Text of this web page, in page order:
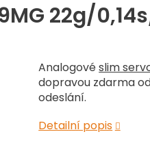
22g/
Analogovéslim
dopravou zdarma
odeslání.
Detailní popis